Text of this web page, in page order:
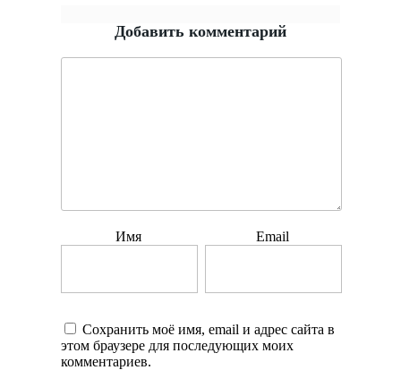
Добавить комментарий
Имя Email
Сохранить моё имя, email и адрес сайта в
этом браузере для последующих моих
комментариев.